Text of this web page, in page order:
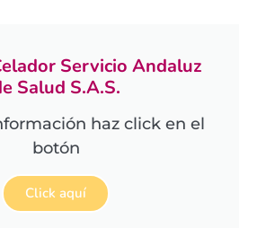
Servicio Andaluz
Salud S.A.S.
haz click en el
botón
Click aquí